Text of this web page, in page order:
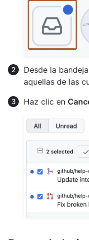
Desde la
aquellas de las
Haz clic en